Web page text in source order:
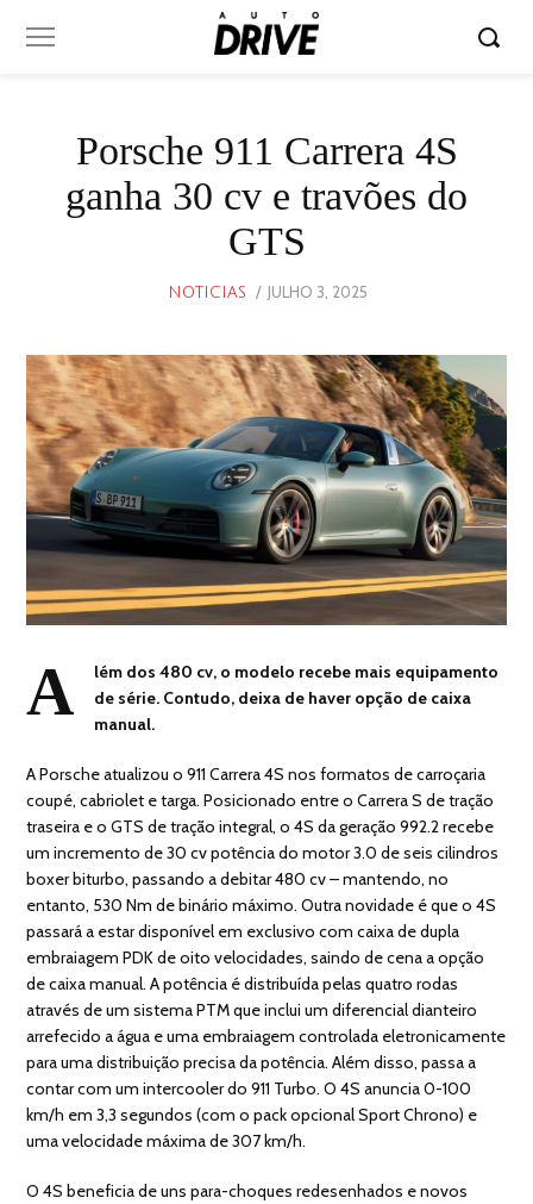
Porsche 911 Carrera 4S
ganha 30 cv e travões do
GTS
NOTICIAS
POSTED
JULHO 3, 2025
A
lém dos 480 cv, o modelo recebe mais equipamento
de série. Contudo, deixa de haver opção de caixa
manual.
A Porsche atualizou o 911 Carrera 4S nos formatos de carroçaria
coupé, cabriolet e targa. Posicionado entre o Carrera S de tração
traseira e o GTS de tração integral, o 4S da geração 992.2 recebe
um incremento de 30 cv potência do motor 3.0 de seis cilindros
boxer biturbo, passando a debitar 480 cv – mantendo, no
entanto, 530 Nm de binário máximo. Outra novidade é que o 4S
passará a estar disponível em exclusivo com caixa de dupla
embraiagem PDK de oito velocidades, saindo de cena a opção
de caixa manual. A potência é distribuída pelas quatro rodas
através de um sistema PTM que inclui um diferencial dianteiro
arrefecido a água e uma embraiagem controlada eletronicamente
para uma distribuição precisa da potência. Além disso, passa a
contar com um intercooler do 911 Turbo. O 4S anuncia 0-100
km/h em 3,3 segundos (com o pack opcional Sport Chrono) e
uma velocidade máxima de 307 km/h.
O 4S beneficia de uns para-choques redesenhados e novos